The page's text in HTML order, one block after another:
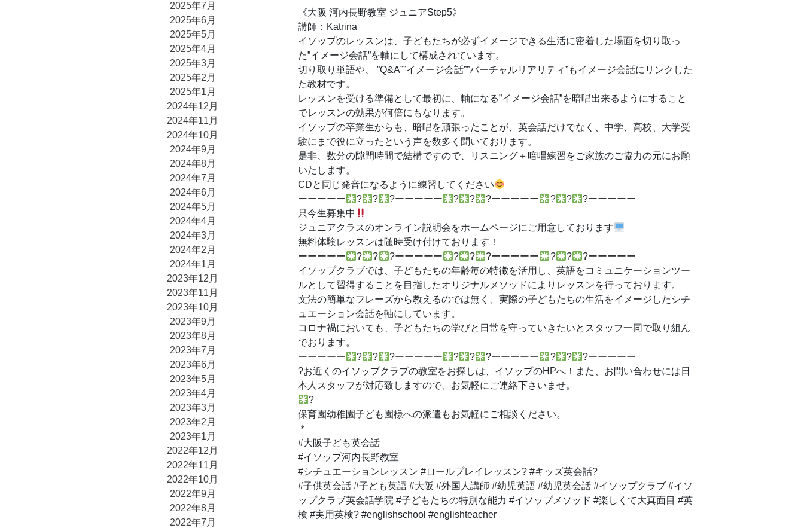
《大阪 河内長野教室 ジュニアStep5》
講師：Katrina
イソップのレッスンは、子どもたちが必ずイメージできる生活に密着した場面を切り取っ
た”イメージ会話”を軸にして構成されています。
切り取り単語や、 ”Q&A””イメージ会話””バーチャルリアリティ”もイメージ会話にリンクした
た教材です。
レッスンを受ける準備として最初に、軸になる”イメージ会話”を暗唱出来るようにすること
でレッスンの効果が何倍にもなります。
イソップの卒業生からも、暗唱を頑張ったことが、英会話だけでなく、中学、高校、大学受
験にまで役に立ったという声を数多く聞いております。
是非、数分の隙間時間で結構ですので、リスニング＋暗唱練習をご家族のご協力の元にお願
いたします。
CDと同じ発音になるように練習してください
ーーーーー
? ? ?ーーーーー ? ? ?ーーーーー ? ?
?ーーーーー
只今生募集中
ジュニアクラスのオンライン説明会をホームページにご用意しております
無料体験レッスンは随時受け付けております！
ーーーーー
? ? ?ーーーーー ? ? ?ーーーーー ? ?
?ーーーーー
イソップクラブでは、子どもたちの年齢毎の特徴を活用し、英語をコミュニケーションツー
ルとして習得することを目指したオリジナルメソッドによりレッスンを行っております。
文法の簡単なフレーズから教えるのでは無く、実際の子どもたちの生活をイメージしたシチ
ュエーション会話を軸にしています。
コロナ禍においても、子どもたちの学びと日常を守っていきたいとスタッフ一同で取り組ん
でおります。
ーーーーー
? ? ?ーーーーー ? ? ?ーーーーー ? ?
?ーーーーー
?お近くのイソップクラブの教室をお探しは、イソップのHPへ！また、お問い合わせには日
本人スタッフが対応致しますので、お気軽にご連絡下さいませ。
?
保育園幼稚園子ども園様への派遣もお気軽にご相談ください。
＊
#大阪子ども英会話
#イソップ河内長野教室
#シチュエーションレッスン #ロールプレイレッスン? #キッズ英会話?
#子供英会話 #子ども英語 #大阪 #外国人講師 #幼児英語 #幼児英会話 #イソップクラブ #イソ
ップクラブ英会話学院 #子どもたちの特別な能力 #イソップメソッド #楽しくて大真面目 #英
検 #実用英検? #englishschool #englishteacher
2025年7月
2025年6月
2025年5月
2025年4月
2025年3月
2025年2月
2025年1月
2024年12月
2024年11月
2024年10月
2024年9月
2024年8月
2024年7月
2024年6月
2024年5月
2024年4月
2024年3月
2024年2月
2024年1月
2023年12月
2023年11月
2023年10月
2023年9月
2023年8月
2023年7月
2023年6月
2023年5月
2023年4月
2023年3月
2023年2月
2023年1月
2022年12月
2022年11月
2022年10月
2022年9月
2022年8月
2022年7月